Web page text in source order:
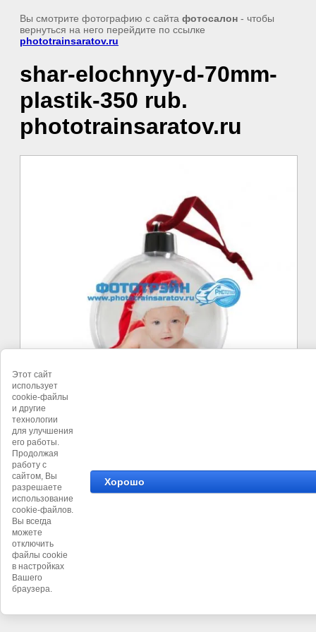
Вы смотрите фотографию с сайта фотосалон - чтобы
вернуться на него перейдите по ссылке
phototrainsaratov.ru
shar-elochnyy-d-70mm-
plastik-350 rub.
phototrainsaratov.ru
©фотосалон
Этот сайт
использует
cookie-файлы
и другие
технологии
для улучшения
его работы.
Продолжая
работу с
сайтом, Вы
разрешаете
использование
cookie-файлов.
Вы всегда
можете
отключить
файлы cookie
в настройках
Вашего
браузера.
Хорошо